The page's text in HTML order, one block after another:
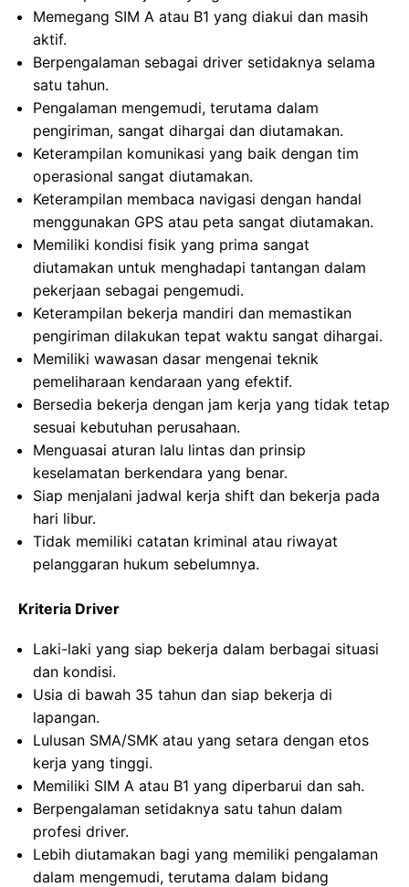
Memegang SIM A atau B1 yang diakui dan masih
aktif.
Berpengalaman sebagai driver setidaknya selama
satu tahun.
Pengalaman mengemudi, terutama dalam
pengiriman, sangat dihargai dan diutamakan.
Keterampilan komunikasi yang baik dengan tim
operasional sangat diutamakan.
Keterampilan membaca navigasi dengan handal
menggunakan GPS atau peta sangat diutamakan.
Memiliki kondisi fisik yang prima sangat
diutamakan untuk menghadapi tantangan dalam
pekerjaan sebagai pengemudi.
Keterampilan bekerja mandiri dan memastikan
pengiriman dilakukan tepat waktu sangat dihargai.
Memiliki wawasan dasar mengenai teknik
pemeliharaan kendaraan yang efektif.
Bersedia bekerja dengan jam kerja yang tidak tetap
sesuai kebutuhan perusahaan.
Menguasai aturan lalu lintas dan prinsip
keselamatan berkendara yang benar.
Siap menjalani jadwal kerja shift dan bekerja pada
hari libur.
Tidak memiliki catatan kriminal atau riwayat
pelanggaran hukum sebelumnya.
Kriteria Driver
Laki-laki yang siap bekerja dalam berbagai situasi
dan kondisi.
Usia di bawah 35 tahun dan siap bekerja di
lapangan.
Lulusan SMA/SMK atau yang setara dengan etos
kerja yang tinggi.
Memiliki SIM A atau B1 yang diperbarui dan sah.
Berpengalaman setidaknya satu tahun dalam
profesi driver.
Lebih diutamakan bagi yang memiliki pengalaman
dalam mengemudi, terutama dalam bidang